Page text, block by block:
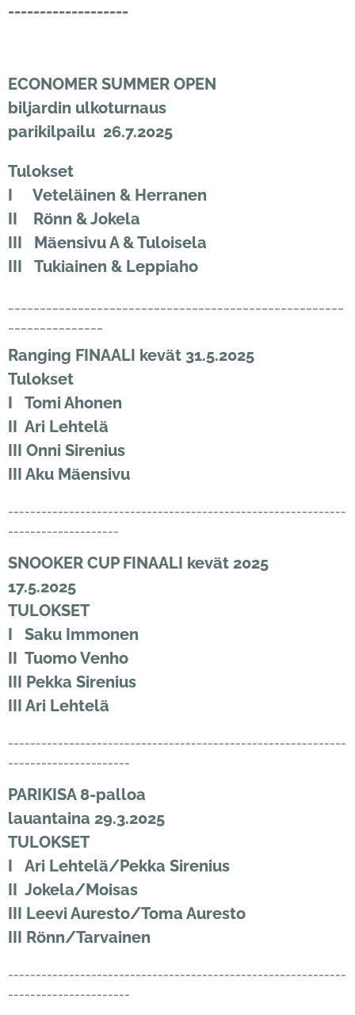
-------------------
ECONOMER SUMMER OPEN
biljardin ulkoturnaus
parikilpailu 26.7.2025
Tulokset
I Veteläinen & Herranen
II Rönn & Jokela
III Mäensivu A & Tuloisela
III Tukiainen & Leppiaho
Ranging FINAALI kevät 31.5.2025
Tulokset
I Tomi Ahonen
II Ari Lehtelä
III Onni Sirenius
III Aku Mäensivu
-------------------------------------------------------------
--------------------
SNOOKER CUP FINAALI kevät 2025
17.5.2025
TULOKSET
I Saku Immonen
II Tuomo Venho
III Pekka Sirenius
III Ari Lehtelä
-------------------------------------------------------------
----------------------
PARIKISA 8-palloa
lauantaina 29.3.2025
TULOKSET
I Ari Lehtelä/Pekka Sirenius
II Jokela/Moisas
III Leevi Auresto/Toma Auresto
III Rönn/Tarvainen
-------------------------------------------------------------
----------------------